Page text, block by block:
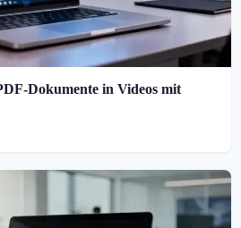
Dokumente in Videos mit